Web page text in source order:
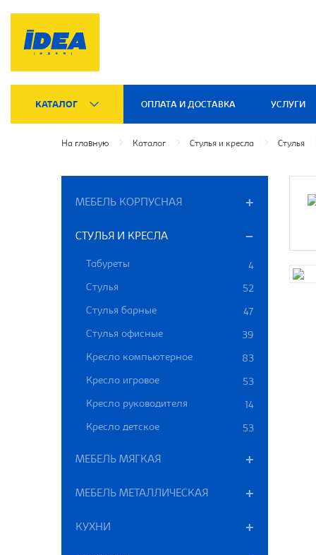
КАТАЛОГ ОПЛАТА И ДОСТАВКА УСЛУГИ
На главную Каталог Стулья и кресла Стулья
МЕБЕЛЬ КОРПУСНАЯ
СТУЛЬЯ И КРЕСЛА
Табуреты
4
Стулья
52
Стулья барные 47
Стулья офисные 39
Кресло компьютерное 83
Кресло игровое 53
Кресло руководителя 14
Кресло детское 53
МЕБЕЛЬ МЯГКАЯ
МЕБЕЛЬ МЕТАЛЛИЧЕСКАЯ
КУХНИ